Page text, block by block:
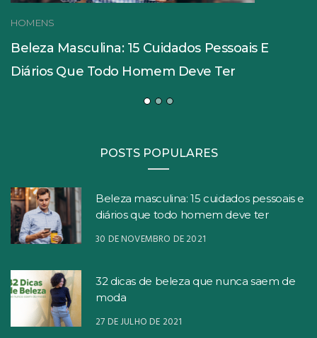
HOMENS
Beleza Masculina: 15 Cuidados Pessoais E
Diários Que Todo Homem Deve Ter
POSTS POPULARES
Beleza masculina: 15 cuidados pessoais e
diários que todo homem deve ter
30 DE NOVEMBRO DE 2021
32 dicas de beleza que nunca saem de
moda
27 DE JULHO DE 2021